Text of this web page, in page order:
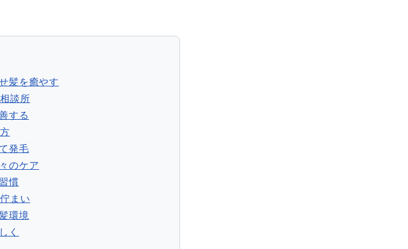
髪を癒やす
談所
する
発毛
のケア
慣
まい
環境
く